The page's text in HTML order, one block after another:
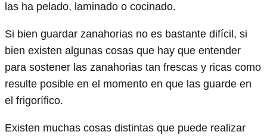
las ha pelado, laminado o cocinado.
Si bien guardar zanahorias no es bastante difícil, si
bien existen algunas cosas que hay que entender
para sostener las zanahorias tan frescas y ricas como
resulte posible en el momento en que las guarde en
el frigorífico.
Existen muchas cosas distintas que puede realizar